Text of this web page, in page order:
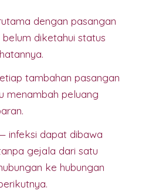
dengan pasangan
belum diketahui status
tambahan pasangan
menambah peluang
infeksi dapat dibawa
gejala dari satu
ke hubungan